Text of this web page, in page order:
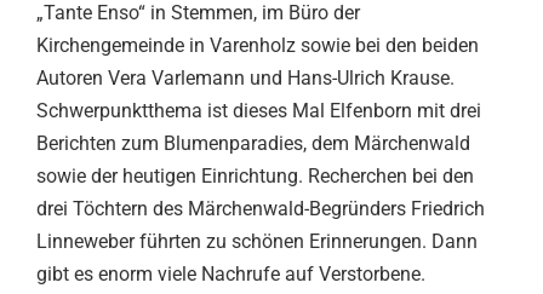
„Tante Enso“ in Stemmen, im Büro der
Kirchengemeinde in Varenholz sowie bei den beiden
Autoren Vera Varlemann und Hans-Ulrich Krause.
Schwerpunktthema ist dieses Mal Elfenborn mit drei
Berichten zum Blumenparadies, dem Märchenwald
sowie der heutigen Einrichtung. Recherchen bei den
drei Töchtern des Märchenwald-Begründers Friedrich
Linneweber führten zu schönen Erinnerungen. Dann
gibt es enorm viele Nachrufe auf Verstorbene.